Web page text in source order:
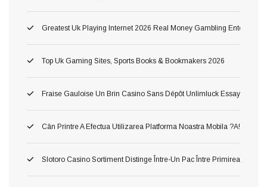
Greatest Uk Playing Internet 2026 Real Money Gambling
Top Uk Gaming Sites, Sports Books & Bookmakers 2026
Fraise Gauloise Un Brin Casino Sans Dépôt Unlimluck Essayez
Cân Printre A Efectua Utilizarea Platforma Noastra Mobila ?a!, Ş
Slotoro Casino Sortiment Distinge Între-Un Pac Între Primirea